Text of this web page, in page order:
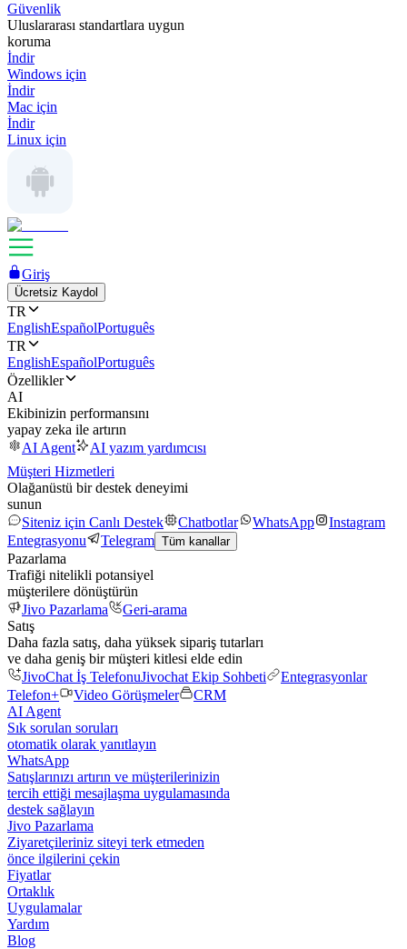
Güvenlik
Uluslararası standartlara uygun
koruma
İndir
Windows için
İndir
Mac için
İndir
Linux için
Giriş
Ücretsiz Kaydol
TR
EnglishEspañolPortuguês
TR
EnglishEspañolPortuguês
Özellikler
AI
Ekibinizin performansını
yapay zeka ile artırın
AI Agent
AI yazım yardımcısı
Müşteri Hizmetleri
Olağanüstü bir destek deneyimi
sunun
Siteniz için Canlı Destek
Chatbotlar WhatsApp
Instagram
Entegrasyonu
Telegram Tüm kanallar
Pazarlama
Trafiği nitelikli potansiyel
müşterilere dönüştürün
Jivo Pazarlama
Geri-arama
Satış
Daha fazla satış, daha yüksek sipariş tutarları
ve daha geniş bir müşteri kitlesi elde edin
JivoChat İş TelefonuJivochat Ekip Sohbeti
Entegrasyonlar
Telefon+
Video Görüşmeler
CRM
AI Agent
Sık sorulan soruları
otomatik olarak yanıtlayın
WhatsApp
Satışlarınızı artırın ve müşterilerinizin
tercih ettiği mesajlaşma uygulamasında
destek sağlayın
Jivo Pazarlama
Ziyaretçileriniz siteyi terk etmeden
önce ilgilerini çekin
Fiyatlar
Ortaklık
Uygulamalar
Yardım
Blog